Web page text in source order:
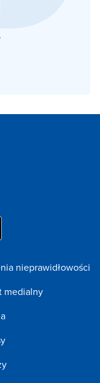
nieprawidłowości
medialny